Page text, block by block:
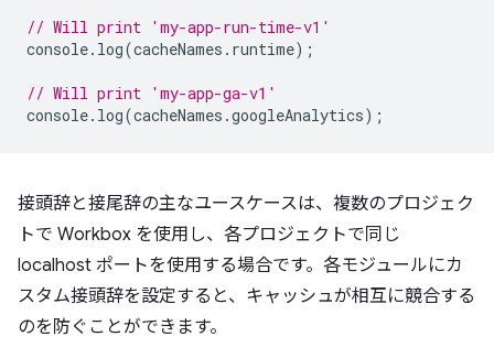
// Will print 'my-app-run-time-v1'
console. log(cacheNames . runtime);
// Will print 'my-app-ga-v1'
console. log(cacheNames .googleAnalytics);
接頭辞と接尾辞の主なユースケースは、複数のプロジェク
トで Workbox を使用し、各プロジェクトで同じ
localhost ポートを使用する場合です。各モジュールにカ
スタム接頭辞を設定すると、キャッシュが相互に競合する
のを防ぐことができます。